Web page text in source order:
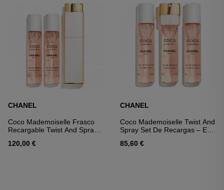
CHANEL
Coco Mademoiselle Frasco
Recargable Twist And Spray –
120,00 €
CHANEL
Coco Mademoiselle Twist And
Spray Set De Recargas – Eau
85,60 €